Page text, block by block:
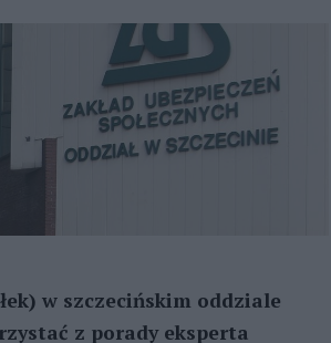
w szczecińskim oddziale
z porady eksperta